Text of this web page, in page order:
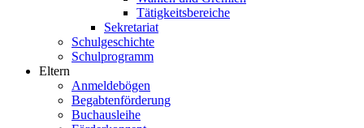
Tätigkeitsbereiche
Sekretariat
Schulgeschichte
Schulprogramm
Eltern
Anmeldebögen
Begabtenförderung
Buchausleihe